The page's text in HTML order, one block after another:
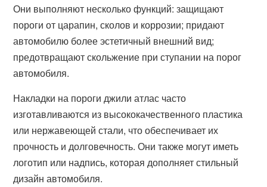
Они выполняют несколько функций: защищают
пороги от царапин, сколов и коррозии; придают
автомобилю более эстетичный внешний вид;
предотвращают скольжение при ступании на порог
автомобиля.
Накладки на пороги джили атлас часто
изготавливаются из высококачественного пластика
или нержавеющей стали, что обеспечивает их
прочность и долговечность. Они также могут иметь
логотип или надпись, которая дополняет стильный
дизайн автомобиля.